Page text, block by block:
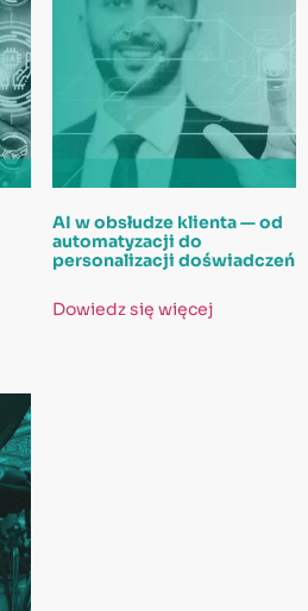
AI w obsłudze klienta — od
automatyzacji do
personalizacji doświadczeń
Dowiedz się więcej